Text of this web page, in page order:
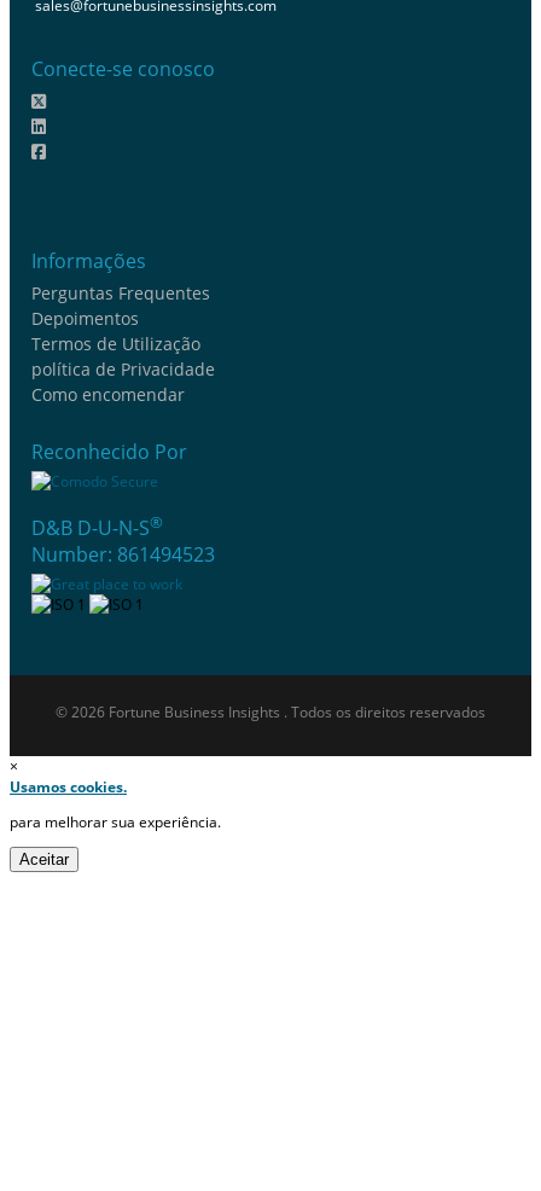
sales@fortunebusinessinsights.com
Conecte-se conosco
Informações
Perguntas Frequentes
Depoimentos
Termos de Utilização
política de Privacidade
Como encomendar
Reconhecido Por
D&B D-U-N-S®
Number: 861494523
© 2026 Fortune Business Insights . Todos os direitos reservados
×
Usamos cookies.
para melhorar sua experiência.
Aceitar